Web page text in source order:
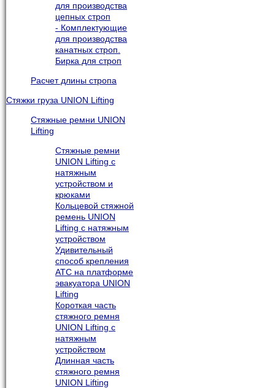
для производства
цепных строп
- Комплектующие
для производства
канатных строп.
Бирка для строп
Расчет длины стропа
Стяжки груза UNION Lifting
Стяжные ремни UNION
Lifting
Стяжные ремни
UNION Lifting с
натяжным
устройством и
крюками
Кольцевой стяжной
ремень UNION
Lifting с натяжным
устройством
Удивительный
способ крепления
АТС на платформе
эвакуатора UNION
Lifting
Короткая часть
стяжного ремня
UNION Lifting с
натяжным
устройством
Длинная часть
стяжного ремня
UNION Lifting